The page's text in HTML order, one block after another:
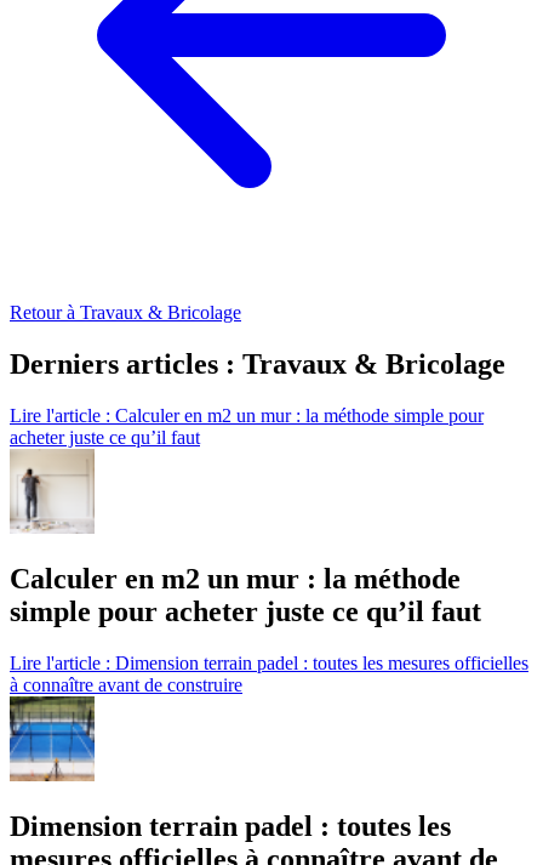
Retour à Travaux & Bricolage
Derniers articles : Travaux & Bricolage
Lire l'article : Calculer en m2 un mur : la méthode simple pour
acheter juste ce qu’il faut
Calculer en m2 un mur : la méthode
simple pour acheter juste ce qu’il faut
Lire l'article : Dimension terrain padel : toutes les mesures officielles
à connaître avant de construire
Dimension terrain padel : toutes les
mesures officielles à connaître avant de